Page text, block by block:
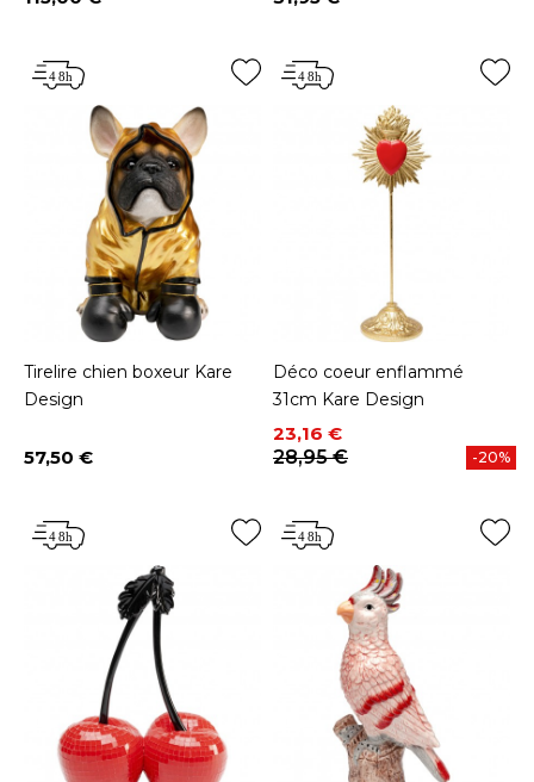
Prix Prix
Tirelire chien boxeur Kare
Design
Prix
57,50 €
Déco coeur enflammé
31cm Kare Design
Prix
23,16 €
Prix de base
28,95 €
-20%